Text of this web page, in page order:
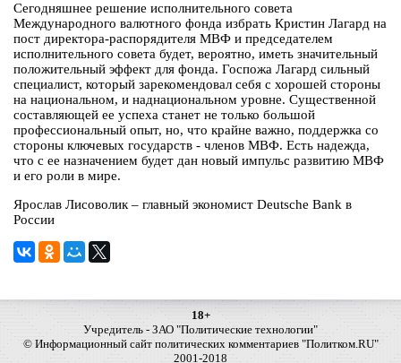
Сегодняшнее решение исполнительного совета
Международного валютного фонда избрать Кристин Лагард на
пост директора-распорядителя МВФ и председателем
исполнительного совета будет, вероятно, иметь значительный
положительный эффект для фонда. Госпожа Лагард сильный
специалист, который зарекомендовал себя с хорошей стороны
на национальном, и наднациональном уровне. Существенной
составляющей ее успеха станет не только большой
профессиональный опыт, но, что крайне важно, поддержка со
стороны ключевых государств - членов МВФ. Есть надежда,
что с ее назначением будет дан новый импульс развитию МВФ
и его роли в мире.
Ярослав Лисоволик – главный экономист Deutsche Bank в
России
18+
Учредитель - ЗАО "Политические технологии"
© Информационный сайт политических комментариев "Политком.RU"
2001-2018